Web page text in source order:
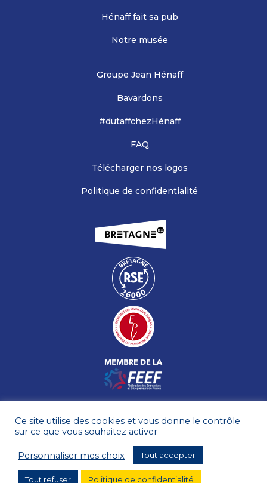
Hénaff fait sa pub
Notre musée
Groupe Jean Hénaff
Bavardons
#dutaffchezHénaff
FAQ
Télécharger nos logos
Politique de confidentialité
MENTIONS LÉGALES PLAN DU SITE © HÉNAFF 2026
Ce site utilise des cookies et vous donne le contrôle
sur ce que vous souhaitez activer
Personnaliser mes choix Tout accepter
Tout refuser Politique de confidentialité